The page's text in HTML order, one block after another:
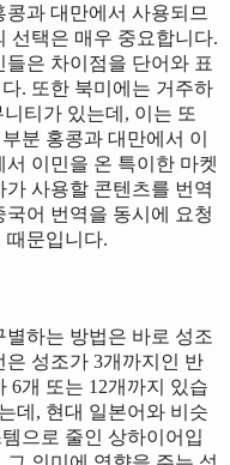
과 대만에서 사용되므
선택은 매우 중요합니다.
은 차이점을 단어와 표
. 또한 북미에는 거주하
니티가 있는데, 이는 또
분 홍콩과 대만에서 이
이민을 온 특이한 마켓
사용할 콘텐츠를 번역
어 번역을 동시에 요청
때문입니다.
하는 방법은 바로 성조
성조가 3개까지인 반
6개 또는 12개까지 있습
데, 현대 일본어와 비슷
으로 줄인 상하이어입